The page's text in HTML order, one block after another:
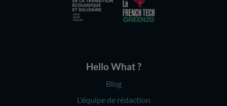
Hello What ?
Blog
L'équipe de rédaction